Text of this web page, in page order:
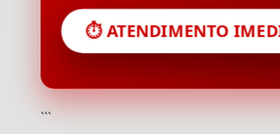
⏱️ ATENDIMENTO
```